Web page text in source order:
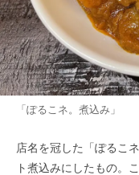
「ぽるこネ。煮込み」
店名を冠した「ぽるこ
ト煮込みにしたもの。